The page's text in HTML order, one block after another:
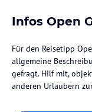
Infos Open
Für den Reisetipp
allgemeine
gefragt. Hilf mit,
anderen Urlaubern